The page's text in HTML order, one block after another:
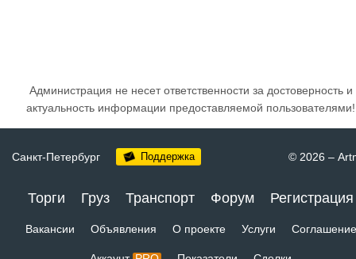
Администрация не несет ответственности за достоверность и
актуальность информации предоставляемой пользователями!
Санкт-Петербург Поддержка © 2026 –
Торги Груз Транспорт Форум Регистрация
Вакансии Объявления О проекте Услуги Соглашение